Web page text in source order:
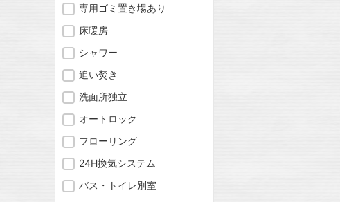
専用ゴミ置き場あり
床暖房
シャワー
追い焚き
洗面所独立
オートロック
フローリング
24H換気システム
バス・トイレ別室